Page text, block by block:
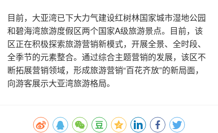
目前，大亚湾已下大力气建设红树林国家城市湿地公园
和碧海湾旅游度假区两个国家A级旅游景点。目前，该
区正在积极探索旅游营销新模式，开展全景、全时段、
全季节的元素整合。通过综合主题营销的发展，该区不
断拓展营销领域，形成旅游营销“百花齐放”的新局面，
向游客展示大亚湾旅游格局。